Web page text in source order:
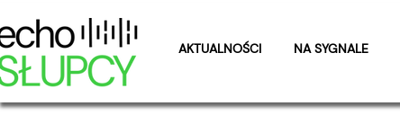
AKTUALNOŚCI NA SYGNALE